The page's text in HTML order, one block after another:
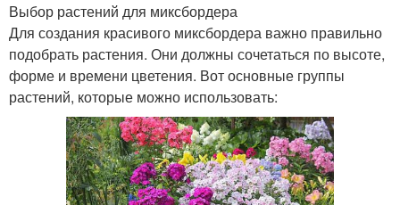
Выбор растений для миксбордера
Для создания красивого миксбордера важно правильно
подобрать растения. Они должны сочетаться по высоте,
форме и времени цветения. Вот основные группы
растений, которые можно использовать: